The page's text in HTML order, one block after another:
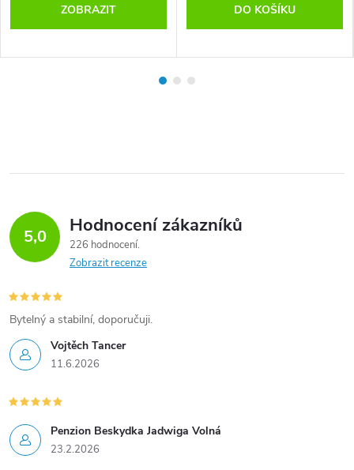
ZOBRAZIT DO KOŠÍKU
5,0 Hodnocení zákazníků
226 hodnocení
Zobrazit recenze
Vojtěch Tancer
11.6.2026
Bytelný a stabilní, doporučuji.
Penzion Beskydka Jadwiga Volná
23.2.2026